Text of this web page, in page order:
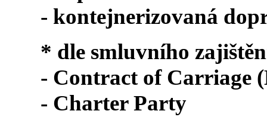
- kontejnerizovaná
* dle smluvního
- Contract of Carriage
- Charter Party